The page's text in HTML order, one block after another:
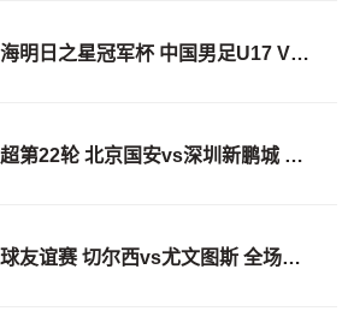
2026年08月07日 上海明日之星冠军杯 中国男足U17 VS 河床U17 全场录像
2026年08月07日 中超第22轮 北京国安vs深圳新鹏城 全场录像
2026年08月05日 足球友谊赛 切尔西vs尤文图斯 全场录像